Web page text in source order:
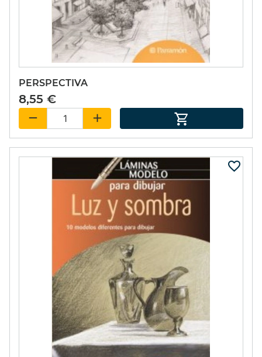
PERSPECTIVA
8,55 €